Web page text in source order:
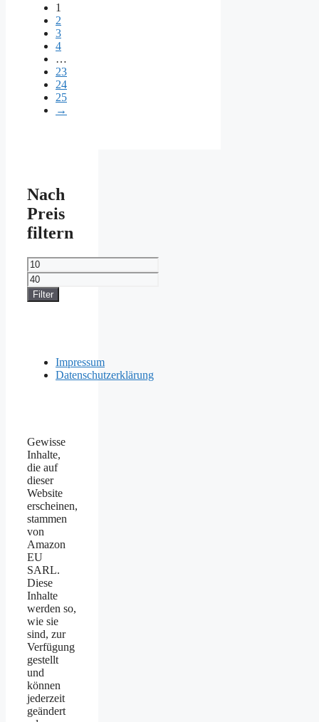
1
2
3
4
…
23
24
25
→
Nach
Preis
filtern
Min.
Preis
Max.
Preis
Filter
Impressum
Datenschutzerklärung
Gewisse
Inhalte,
die auf
dieser
Website
erscheinen,
stammen
von
Amazon
EU
SARL.
Diese
Inhalte
werden so,
wie sie
sind, zur
Verfügung
gestellt
und
können
jederzeit
geändert